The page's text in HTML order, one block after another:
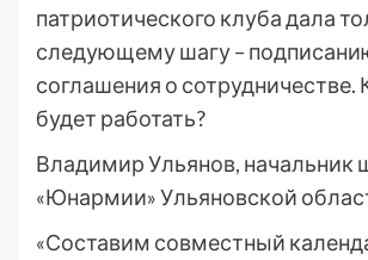
патриотического клуба дала
следующему шагу –
соглашения о сотрудничестве.
будет работать?
Владимир Ульянов, начальник
«Юнармии» Ульяновской
«Составим совместный